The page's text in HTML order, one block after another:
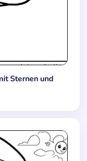
Sternen und